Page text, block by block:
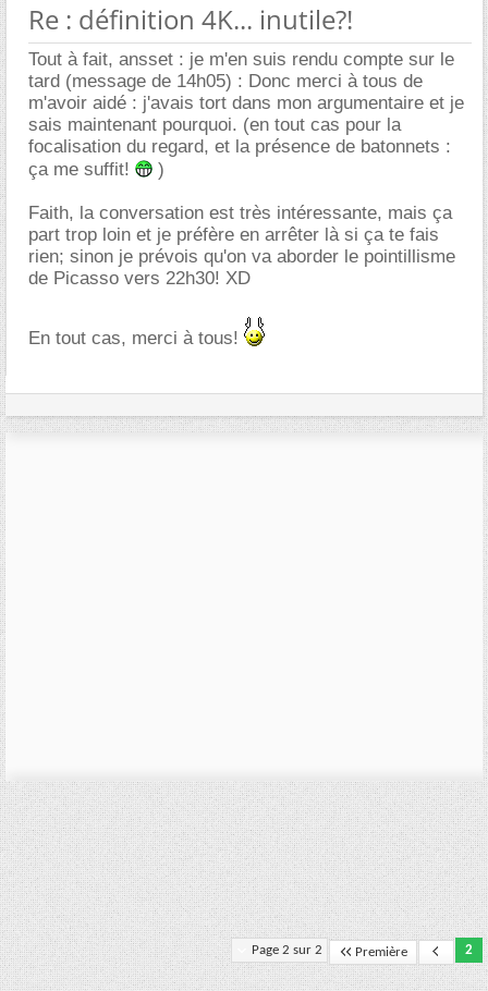
Re : définition 4K... inutile?!
Tout à fait, ansset : je m'en suis rendu compte sur le
tard (message de 14h05) : Donc merci à tous de
m'avoir aidé : j'avais tort dans mon argumentaire et je
sais maintenant pourquoi. (en tout cas pour la
focalisation du regard, et la présence de batonnets :
ça me suffit!
)
Faith, la conversation est très intéressante, mais ça
part trop loin et je préfère en arrêter là si ça te fais
rien; sinon je prévois qu'on va aborder le pointillisme
de Picasso vers 22h30! XD
En tout cas, merci à tous!
Page 2 sur 2 Première 2